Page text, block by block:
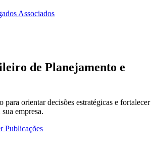
Associados
de atuação,
de Planejamento e
para orientar decisões estratégicas e fortalecer
empresa.
Publicações